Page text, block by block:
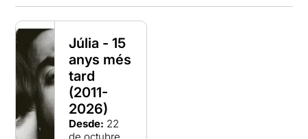
Júlia - 15
anys més
tard
(2011-
2026)
Desde: 22